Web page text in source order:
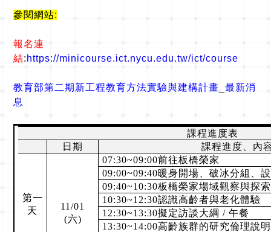
參閱網站:
報名連
結: https://minicourse.ict.nycu.edu.tw/ict/course
教育部第二期新工程教育方法實驗與建構計畫 _最新消
息
課程進度表
日期
課程進度、內
第一
天
11/01
(六)
07:30~09:00前往板橋榮家
09:00~09:40暖身開場、破冰分組、
09:40~10:30板橋榮家場域觀察與探索
10:30~12:30認識高齡者與老化體驗
12:30~13:30擬定訪談大綱 /午餐
13:30~14:00高齡族群的研究倫理說明